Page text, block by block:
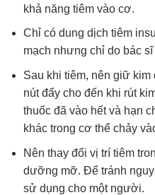
khả năng tiêm vào cơ.
Chỉ có dung dịch tiêm
mạch nhưng chỉ do bác
Sau khi tiêm, nên giữ
nút đẩy cho đến khi rút
thuốc đã vào hết và hạn
khác trong cơ thể chảy
Nên thay đổi vị trí tiêm
dưỡng mỡ. Ðể tránh
sử dụng cho một người.